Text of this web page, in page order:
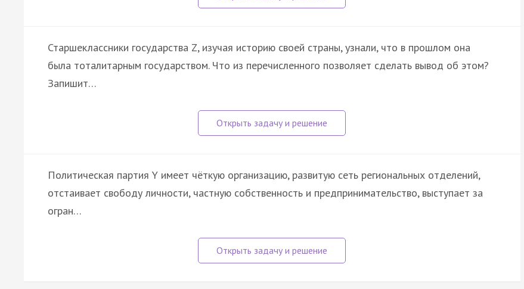
Старшеклассники государства Z, изучая историю своей страны, узнали, что в прошлом она
была тоталитарным государством. Что из перечисленного позволяет сделать вывод об этом?
Запишит…
Политическая партия Y имеет чёткую организацию, развитую сеть региональных отделений,
отстаивает свободу личности, частную собственность и предпринимательство, выступает за
огран…